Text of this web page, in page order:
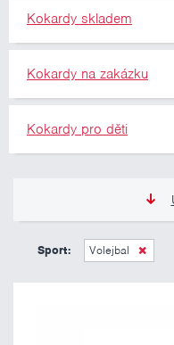
Kokardy skladem
Kokardy na zakázku
Kokardy pro děti
45 Kč
Sport: Volejbal